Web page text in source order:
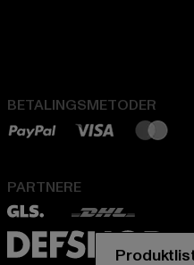
BETALINGSMETODER
PARTNERE